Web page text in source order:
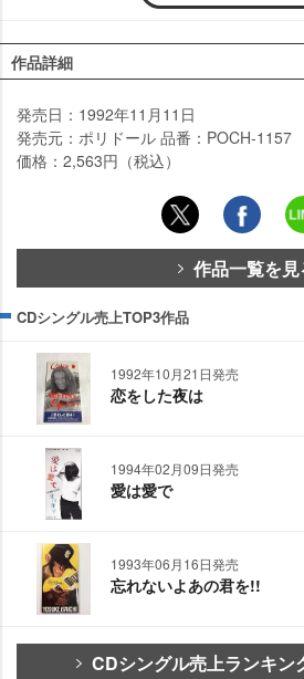
作品詳細
発売日：1992年11月11日
発売元：ポリドール 品番：POCH-1157
価格：2,563円（税込）
作品一覧を見
CDシングル売上TOP3作品
1992年10月21日発売
恋をした夜は
1994年02月09日発売
愛は愛で
1993年06月16日発売
忘れないよあの君を!!
CDシングル売上ランキン